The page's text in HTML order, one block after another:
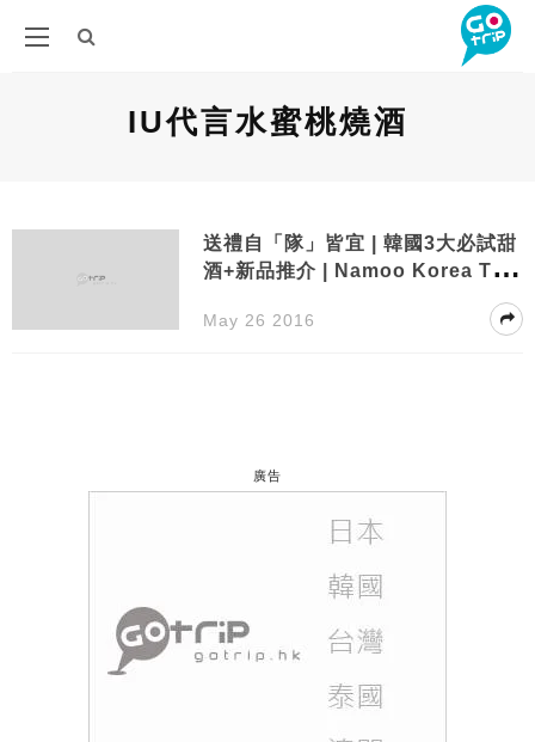
IU代言水蜜桃燒酒
送禮自「隊」皆宜 | 韓國3大必試甜
酒+新品推介 | Namoo Korea Trav
May 26 2016
廣告